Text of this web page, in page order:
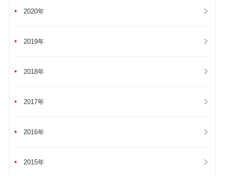
2020年
2019年
2018年
2017年
2016年
2015年